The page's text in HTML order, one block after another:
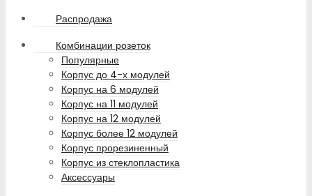
Распродажа
Комбинации розеток
Популярные
Корпус до 4-х модулей
Корпус на 6 модулей
Корпус на 11 модулей
Корпус на 12 модулей
Корпус более 12 модулей
Корпус прорезиненный
Корпус из стеклопластика
Аксессуары